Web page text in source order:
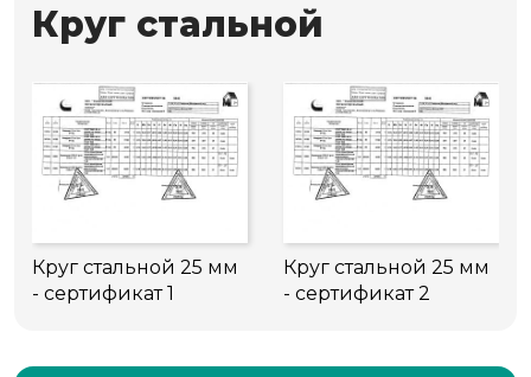
Круг стальной
Круг стальной 25 мм
- сертификат 1
Круг стальной 25 мм
- сертификат 2